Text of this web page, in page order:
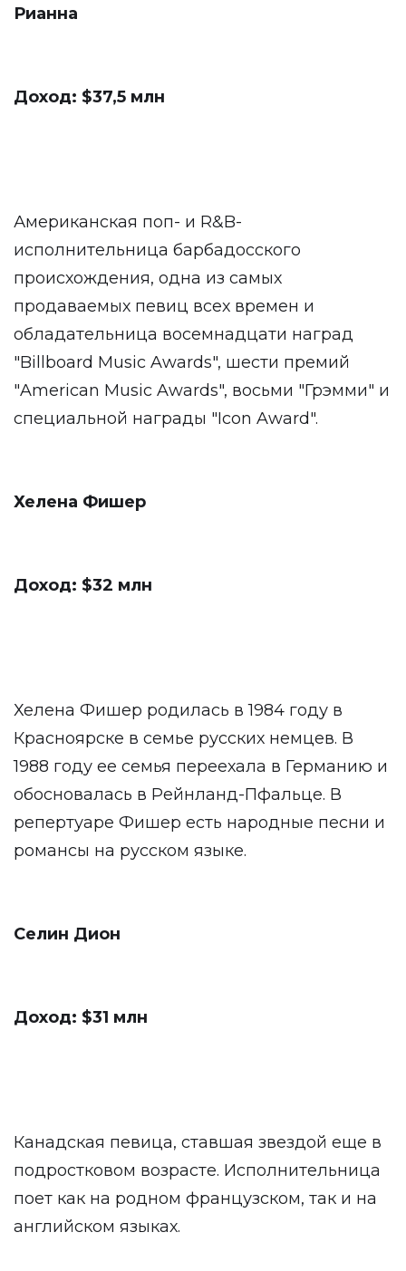
Рианна
Доход: $37,5 млн
Американская поп- и R&B-
исполнительница барбадосского
происхождения, одна из самых
продаваемых певиц всех времен и
обладательница восемнадцати наград
"Billboard Music Awards", шести премий
"American Music Awards", восьми "Грэмми" и
специальной награды "Icon Award".
Хелена Фишер
Доход: $32 млн
Хелена Фишер родилась в 1984 году в
Красноярске в семье русских немцев. В
1988 году ее семья переехала в Германию и
обосновалась в Рейнланд-Пфальце. В
репертуаре Фишер есть народные песни и
романсы на русском языке.
Селин Дион
Доход: $31 млн
Канадская певица, ставшая звездой еще в
подростковом возрасте. Исполнительница
поет как на родном французском, так и на
английском языках.